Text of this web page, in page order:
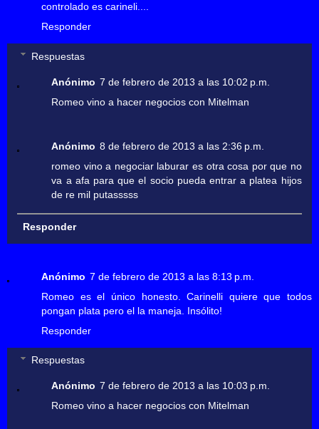
controlado es carineli....
Responder
Respuestas
Anónimo 7 de febrero de 2013 a las 10:02 p.m.
Romeo vino a hacer negocios con Mitelman
Anónimo 8 de febrero de 2013 a las 2:36 p.m.
romeo vino a negociar laburar es otra cosa por que no
va a afa para que el socio pueda entrar a platea hijos
de re mil putasssss
Responder
Anónimo 7 de febrero de 2013 a las 8:13 p.m.
Romeo es el único honesto. Carinelli quiere que todos
pongan plata pero el la maneja. Insólito!
Responder
Respuestas
Anónimo 7 de febrero de 2013 a las 10:03 p.m.
Romeo vino a hacer negocios con Mitelman